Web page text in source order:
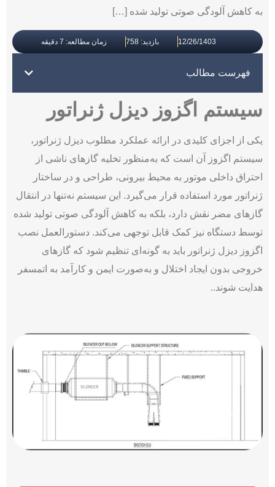
به کاهش آلودگی صوتی تولید شده […]
12/26/1403 بازدید: 758 زمان مطالعه: 7 دقیقه
فهرست مطالب
سیستم اگزوز دیزل ژنراتور
یکی از اجزای کلیدی در ارائه عملکرد مطلوب دیزل ژنراتور،
سیستم اگزوز آن است که به‌منظور تخلیه گازهای ناشی از
احتراق داخلی موتور به محیط بیرونی، طراحی و در ساختار
ژنراتور مورد استفاده قرار می‌­گیرد. این سیستم نه‌تنها در انتقال
گازهای مضر نقش دارد، بلکه به کاهش آلودگی صوتی تولید شده
توسط دستگاه نیز کمک قابل توجهی می‌کند. دستورالعمل نصب
اگزوز دیزل ژنراتور باید به گونه‌ای تنظیم شود که گازهای
خروجی بدون ایجاد اختلال و به‌صورت ایمن و کارآمد به اتمسفر
هدایت شوند..